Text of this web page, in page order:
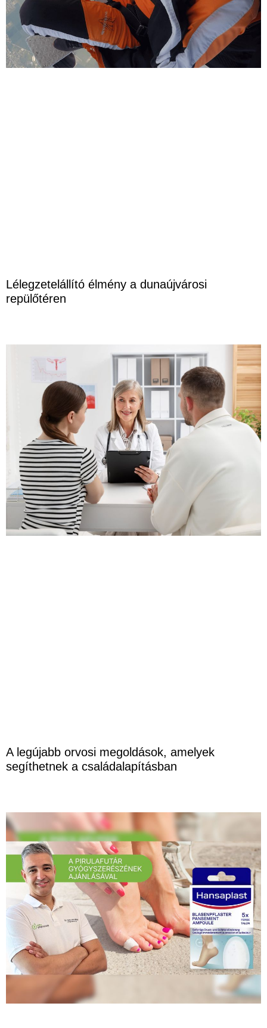
Lélegzetelállító élmény a dunaújvárosi
repülőtéren
A legújabb orvosi megoldások, amelyek
segíthetnek a családalapításban